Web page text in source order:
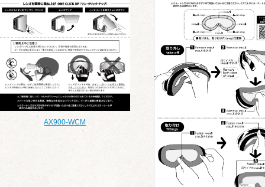
AX900-WCM